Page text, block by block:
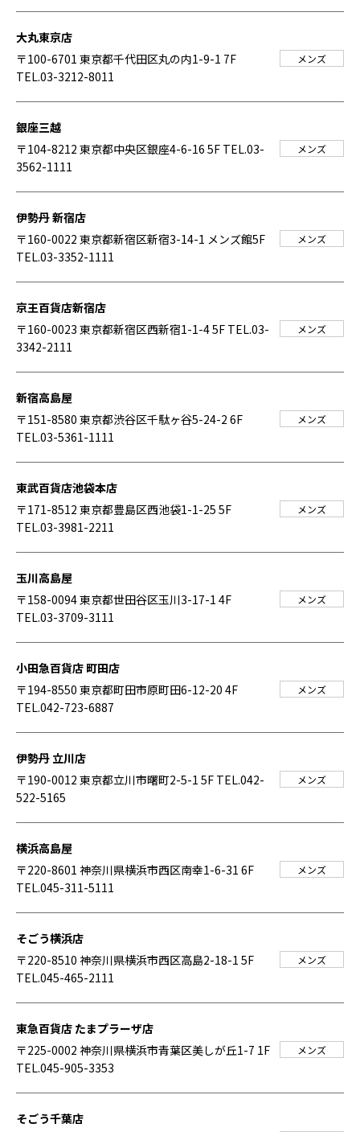
大丸東京店
〒100-6701 東京都千代田区丸の内1-9-1 7F
TEL.03-3212-8011
メンズ
銀座三越
〒104-8212 東京都中央区銀座4-6-16 5F TEL.03-
3562-1111
メンズ
伊勢丹 新宿店
〒160-0022 東京都新宿区新宿3-14-1 メンズ館5F
TEL.03-3352-1111
メンズ
京王百貨店新宿店
〒160-0023 東京都新宿区西新宿1-1-4 5F TEL.03-
3342-2111
メンズ
新宿高島屋
〒151-8580 東京都渋谷区千駄ヶ谷5-24-2 6F
TEL.03-5361-1111
メンズ
東武百貨店池袋本店
〒171-8512 東京都豊島区西池袋1-1-25 5F
TEL.03-3981-2211
メンズ
玉川高島屋
〒158-0094 東京都世田谷区玉川3-17-1 4F
TEL.03-3709-3111
メンズ
小田急百貨店 町田店
〒194-8550 東京都町田市原町田6-12-20 4F
TEL.042-723-6887
メンズ
伊勢丹 立川店
〒190-0012 東京都立川市曙町2-5-1 5F TEL.042-
522-5165
メンズ
横浜高島屋
〒220-8601 神奈川県横浜市西区南幸1-6-31 6F
TEL.045-311-5111
メンズ
そごう横浜店
〒220-8510 神奈川県横浜市西区高島2-18-1 5F
TEL.045-465-2111
メンズ
東急百貨店 たまプラーザ店
〒225-0002 神奈川県横浜市青葉区美しが丘1-7 1F
TEL.045-905-3353
メンズ
そごう千葉店